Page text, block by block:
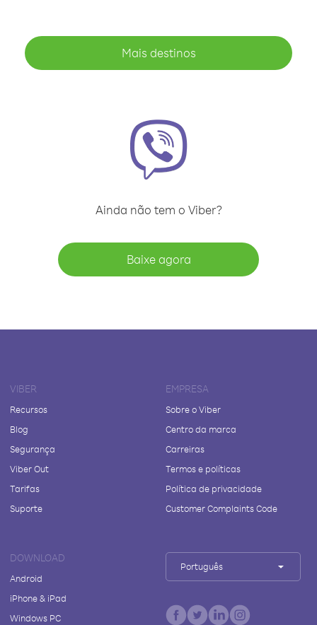
Mais destinos
Ainda não tem o Viber?
Baixe agora
VIBER
Recursos
Blog
Segurança
Viber Out
Tarifas
Suporte
EMPRESA
Sobre o Viber
Centro da marca
Carreiras
Termos e políticas
Política de privacidade
Customer Complaints Code
DOWNLOAD
Android
iPhone & iPad
Windows PC
Português